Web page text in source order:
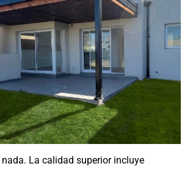
nada. La calidad superior incluye